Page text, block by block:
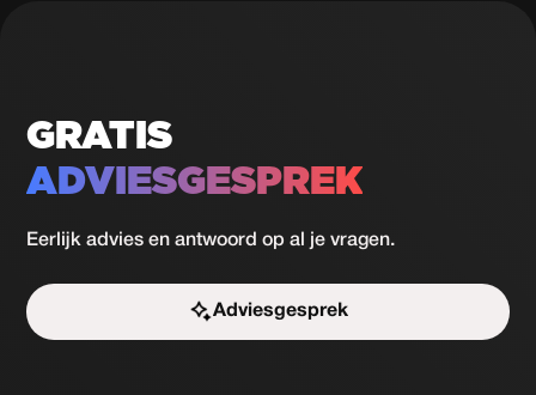
GRATIS
ADVIESGESPREK
Eerlijk advies en antwoord op al je vragen.
Adviesgesprek
Start de uitdaging